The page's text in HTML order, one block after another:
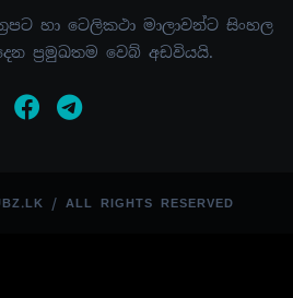
හා ටෙලිකථා මාලාවන්ට සිංහල
ප්‍රමුඛතම වෙබ් අඩවියයි.
/ ALL RIGHTS RESERVED